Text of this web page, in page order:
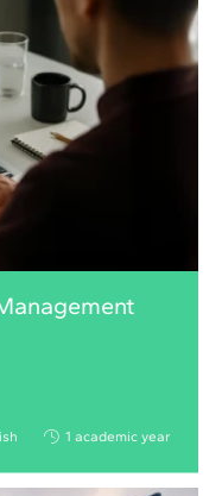
1 academic year